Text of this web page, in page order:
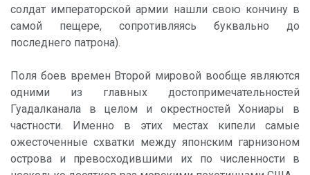
солдат императорской армии нашли свою кончину в
самой пещере, сопротивляясь буквально до
последнего патрона).
Поля боев времен Второй мировой вообще являются
одними из главных достопримечательностей
Гуадалканала в целом и окрестностей Хониары в
частности. Именно в этих местах кипели самые
ожесточенные схватки между японским гарнизоном
острова и превосходившими их по численности в